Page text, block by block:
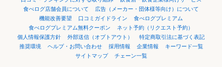
食べログ店舗会員について
広告（メーカー・団体様等向け）について
機能改善要望
口コミガイドライン
食べログプレミアム
食べログプレミアム無料クーポン
ネット予約（リクエスト予約）
個人情報保護方針
外部送信（オプトアウト）
特定商取引法に基づく表記
推奨環境
ヘルプ・お問い合わせ 採用情報 企業情報
キーワード一覧
サイトマップ
チェーン一覧